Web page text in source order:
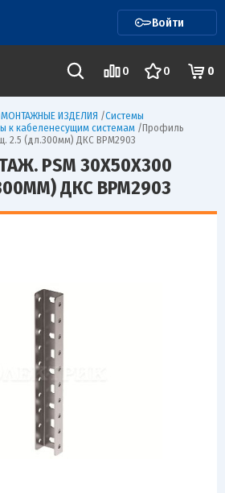
Войти
0 0 0
ИЗДЕЛИЯ /Системы
к кабеленесущим системам /Профиль
2.5 (дл.300мм) ДКС BPM2903
PSM 30Х50Х300
ДКС BPM2903